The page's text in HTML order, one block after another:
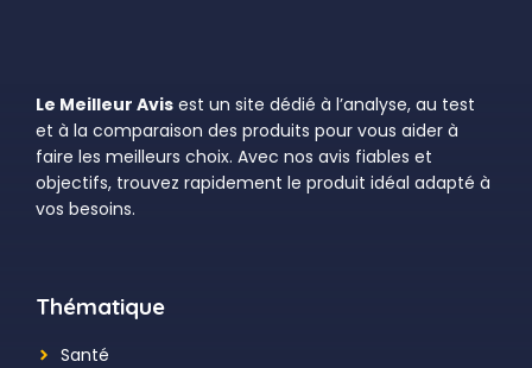
Le Meilleur Avis est un site dédié à l’analyse, au test
et à la comparaison des produits pour vous aider à
faire les meilleurs choix. Avec nos avis fiables et
objectifs, trouvez rapidement le produit idéal adapté à
vos besoins.
Thématique
Santé